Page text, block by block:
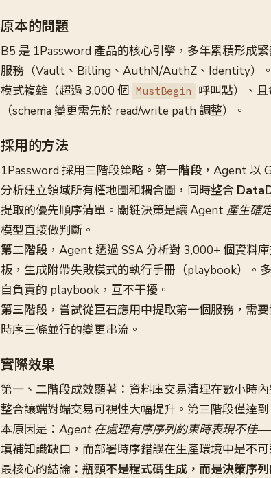
原本的問題
B5 是 1Password 產品的核心引擎，多年累積形成
服務（Vault、Billing、AuthN/AuthZ、Identity）
模式複雜（超過 3,000 個
MustBegin
呼叫點）、
（schema 變更需先於 read/write path 調整）。
採用的方法
1Password 採用三階段策略。 第一階段 ，Agent 以
分析建立領域所有權地圖和耦合圖，同時整合
提取的優先順序清單。關鍵決策是讓 Agent產生確
模型直接做判斷。
第二階段 ，Agent 透過 SSA 分析對 3,000+ 個資料
板，生成附帶失敗模式的執行手冊（playbook）。
自負責的 playbook，互不干擾。
第三階段 ，嘗試從巨石應用中提取第一個服務，需
時序三條並行的變更串流。
實際效果
第一、二階段成效顯著：資料庫交易清理在數小
整合讓端對端交易可視性大幅提升。第三階段僅達到
本原因是： Agent 在處理有序序列約束時表現不佳
填補知識缺口，而部署時序錯誤在生產環境中是不可
最核心的結論： 瓶頸不是程式碼生成，而是決策序